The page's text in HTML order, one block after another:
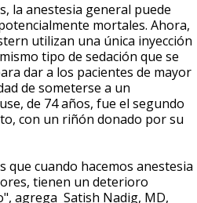
la anestesia general puede
mortales. Ahora,
utilizan una única inyección
tipo de sedación que se
dar a los pacientes de mayor
de someterse a un
de 74 años, fue el segundo
con un riñón donado por su
que cuando hacemos anestesia
tienen un deterioro
agrega Satish Nadig, MD,